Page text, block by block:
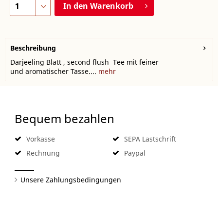
In den Warenkorb
Beschreibung
Darjeeling Blatt , second flush Tee mit feiner
und aromatischer Tasse.... mehr
Bequem bezahlen
Vorkasse
Rechnung
SEPA Lastschrift
Paypal
Unsere Zahlungsbedingungen